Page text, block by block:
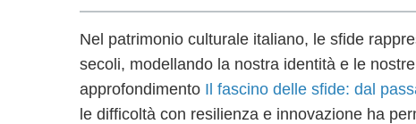
Nel patrimonio culturale italiano, le sfide
secoli, modellando la nostra identità e le
approfondimento Il fascino delle sfide: dal
le difficoltà con resilienza e innovazione ha